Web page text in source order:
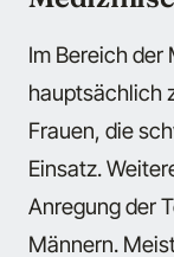
Im Bereich der
hauptsächlich
Frauen, die
Einsatz.
Anregung der
Männern.